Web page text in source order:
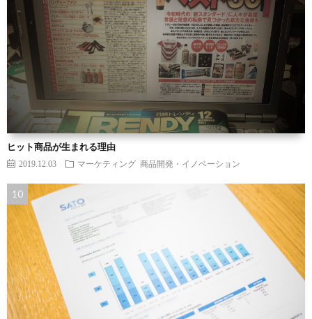
ヒット商品が生まれる理由
2019.12.03 マーケティング 商品開発・イノベーション